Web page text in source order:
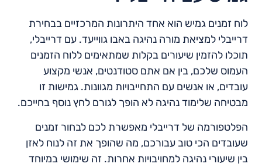
לוח זמנים גמיש הוא אחד היתרונות המרכזיים בבחירת
דרייבלי למציאת מורה נהיגה באבו גווייעד. עם דרייבלי,
תוכלו להזמין שיעורים בקלות שמתאימים ללוח הזמנים
העמוס שלכם, בין אם אתם סטודנטים, אנשי מקצוע
עובדים, או אנשים עם התחייבויות מגוונות. גמישות זו
מבטיחה שלימוד נהיגה לא הופך לגורם לחץ נוסף בחייכם.
הפלטפורמה של דרייבלי מאפשרת לכם לבחור זמנים
שעובדים הכי טוב עבורכם, מה שהופך את זה לנוח לאזן
בין שיעורי נהיגה למחויבויות אחרות. זה שימושי במיוחד